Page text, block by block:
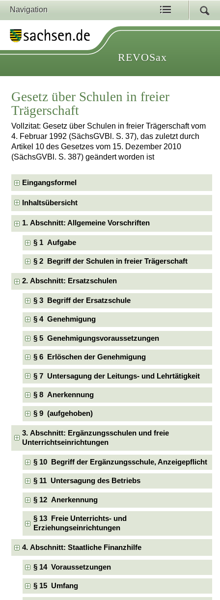
Navigation
REVOSax
Gesetz über Schulen in freier
Trägerschaft
Vollzitat: Gesetz über Schulen in freier Trägerschaft vom
4. Februar 1992 (SächsGVBl. S. 37), das zuletzt durch
Artikel 10 des Gesetzes vom 15. Dezember 2010
(SächsGVBl. S. 387) geändert worden ist
Eingangsformel
Inhaltsübersicht
1. Abschnitt: Allgemeine Vorschriften
§ 1 Aufgabe
§ 2 Begriff der Schulen in freier Trägerschaft
2. Abschnitt: Ersatzschulen
§ 3 Begriff der Ersatzschule
§ 4 Genehmigung
§ 5 Genehmigungsvoraussetzungen
§ 6 Erlöschen der Genehmigung
§ 7 Untersagung der Leitungs- und Lehrtätigkeit
§ 8 Anerkennung
§ 9 (aufgehoben)
3. Abschnitt: Ergänzungsschulen und freie
Unterrichtseinrichtungen
§ 10 Begriff der Ergänzungsschule, Anzeigepflicht
§ 11 Untersagung des Betriebs
§ 12 Anerkennung
§ 13 Freie Unterrichts- und
Erziehungseinrichtungen
4. Abschnitt: Staatliche Finanzhilfe
§ 14 Voraussetzungen
§ 15 Umfang